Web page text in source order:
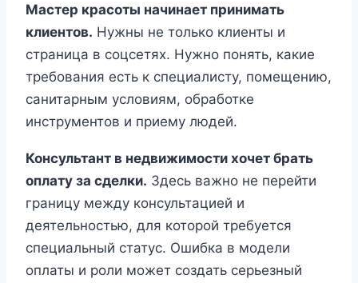
Мастер красоты начинает принимать
клиентов. Нужны не только клиенты и
страница в соцсетях. Нужно понять, какие
требования есть к специалисту, помещению,
санитарным условиям, обработке
инструментов и приему людей.
Консультант в недвижимости хочет брать
оплату за сделки. Здесь важно не перейти
границу между консультацией и
деятельностью, для которой требуется
специальный статус. Ошибка в модели
оплаты и роли может создать серьезный